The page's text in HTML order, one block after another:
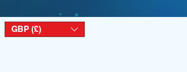
GBP (£)